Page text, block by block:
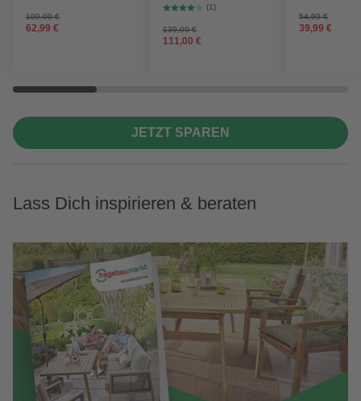
109,00 €
62,99 €
(1)
139,00 €
111,00 €
54,99 €
39,99 €
JETZT SPAREN
Lass Dich inspirieren & beraten